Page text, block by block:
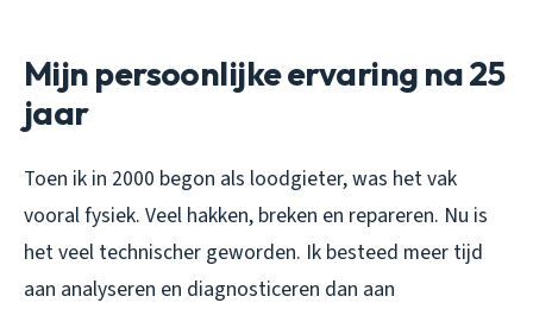
Mijn persoonlijke ervaring na 25
jaar
Toen ik in 2000 begon als loodgieter, was het vak
vooral fysiek. Veel hakken, breken en repareren. Nu is
het veel technischer geworden. Ik besteed meer tijd
aan analyseren en diagnosticeren dan aan